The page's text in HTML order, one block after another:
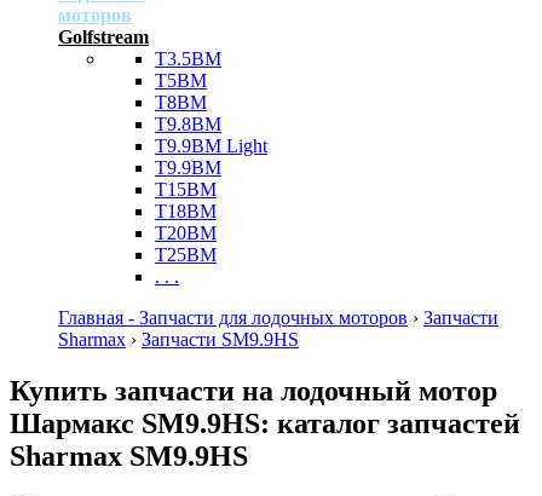
моторов
Golfstream
T3.5BM
T5BM
T8BM
T9.8BM
T9.9BM Light
T9.9BM
T15BM
T18BM
T20BM
T25BM
. . .
Главная - Запчасти для лодочных моторов › Запчасти
Sharmax › Запчасти SM9.9HS
Купить запчасти на лодочный мотор
Шармакс SM9.9HS: каталог запчастей
Sharmax SM9.9HS